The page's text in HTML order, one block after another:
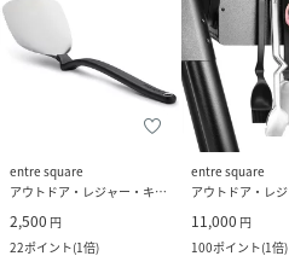
entre square
アウトドア・レジャー・キャンプ用品
2,500 円
22ポイント(1倍)
entre square
11,000 円
100ポイント(1倍)